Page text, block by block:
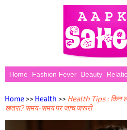
Home Fashion Fever Beauty
Home >> Health >> Health Tips : किन
खतरा? समय-समय पर जांच जरूरी